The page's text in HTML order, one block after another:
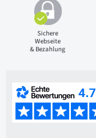
Sichere
Webseite
& Bezahlung